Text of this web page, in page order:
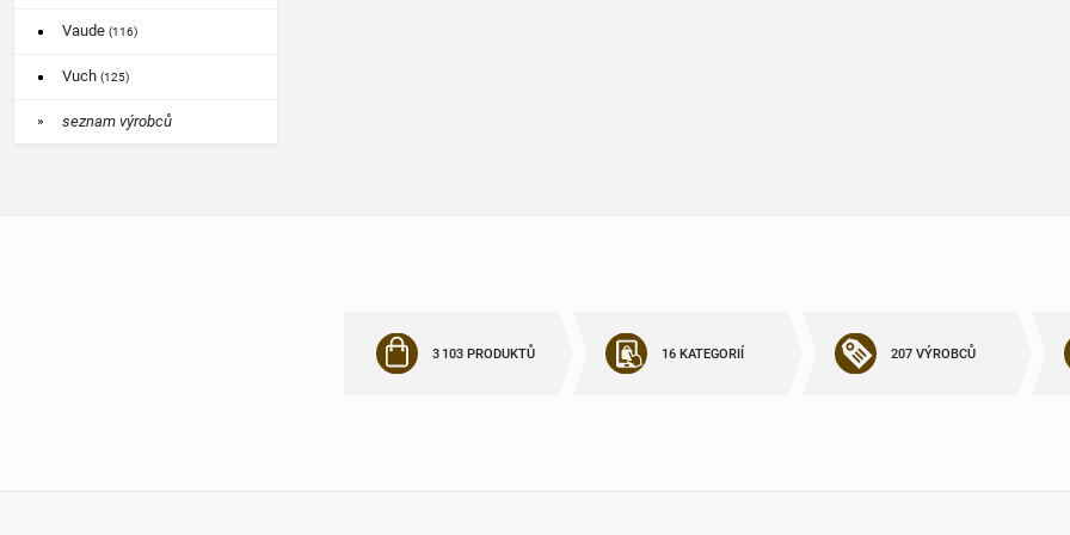
Vaude (116)
Vuch (125)
seznam výrobců
3 103 PRODUKTŮ 16 KATEGORIÍ 207 VÝROBCŮ